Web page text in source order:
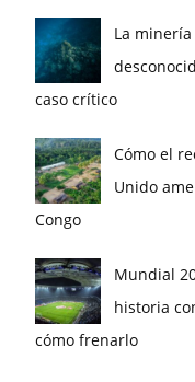
La
caso crítico
Cómo el
Unido
Congo
Mundial
historia
cómo frenarlo